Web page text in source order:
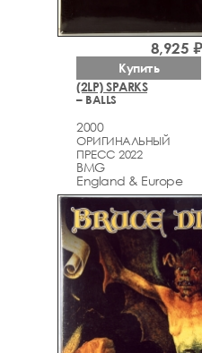
(2LP) SPARKS
– BALLS
2000
ОРИГИНАЛЬНЫЙ
ПРЕСС 2022
BMG
England & Europe
8,925 ₽
Купить